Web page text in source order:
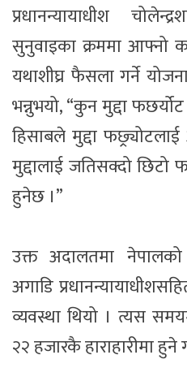
प्रधानन्यायाधीश
सुनुवाइका क्रममा आफ्नो
यथाशीघ्र फैसला गर्ने
भन्नुभयो, “कुन मुद्दा
हिसाबले मुद्दा
मुद्दालाई जतिसक्दो छिटो
हुनेछ ।”
उक्त अदालतमा
अगाडि
व्यवस्था थियो । त्यस
२२ हजारकै हाराहारीमा हुने